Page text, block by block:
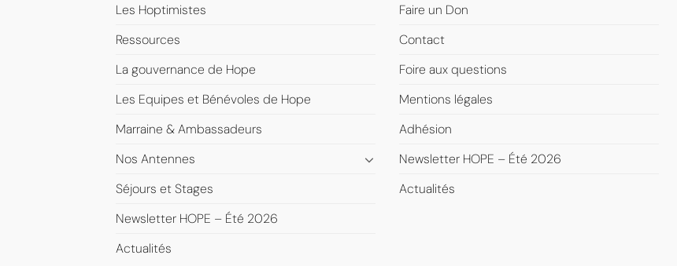
Les Hoptimistes
Ressources
La gouvernance de Hope
Les Equipes et Bénévoles de Hope
Marraine & Ambassadeurs
Nos Antennes
Séjours et Stages
Newsletter HOPE – Été 2026
Actualités
Faire un Don
Contact
Foire aux questions
Mentions légales
Adhésion
Newsletter HOPE – Été 2026
Actualités